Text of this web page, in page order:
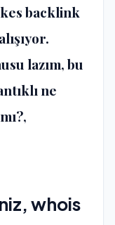
backlink
lazım, bu
ne
whois